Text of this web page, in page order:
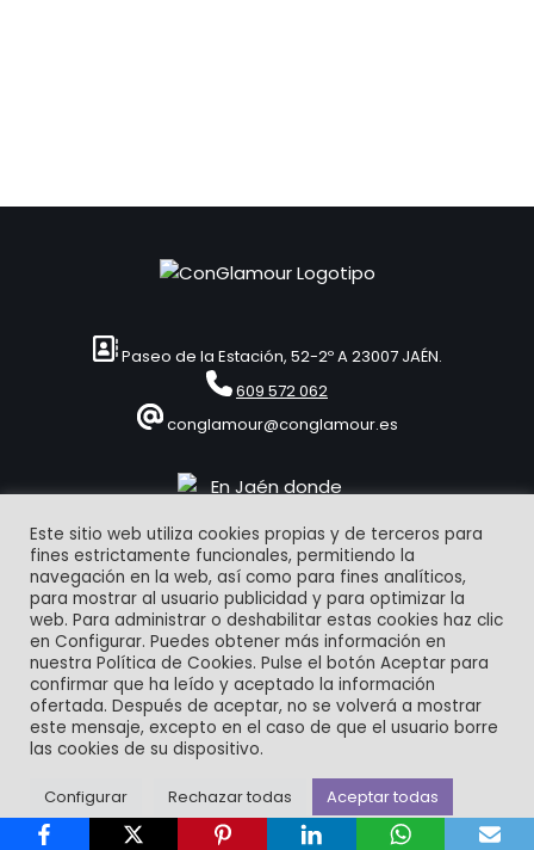
Paseo de la Estación, 52-2º A 23007 JAÉN.
609 572 062
conglamour@conglamour.es
© 1993-2024 | ConGlamour Eventos & Comunicación
Aviso Legal
Política de Privacidad y Protección de datos
Bases legales Club Amigos conglamour.es
Política de Cookies
Este sitio web utiliza cookies propias y de terceros para
fines estrictamente funcionales, permitiendo la
navegación en la web, así como para fines analíticos,
para mostrar al usuario publicidad y para optimizar la
web. Para administrar o deshabilitar estas cookies haz clic
en Configurar. Puedes obtener más información en
nuestra Política de Cookies. Pulse el botón Aceptar para
confirmar que ha leído y aceptado la información
ofertada. Después de aceptar, no se volverá a mostrar
este mensaje, excepto en el caso de que el usuario borre
las cookies de su dispositivo.
Configurar Rechazar todas Aceptar todas